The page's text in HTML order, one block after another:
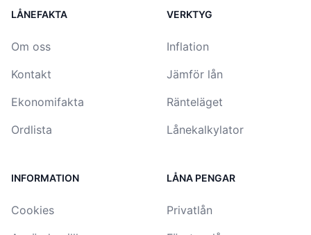
LÅNEFAKTA
Om oss
Kontakt
Ekonomifakta
Ordlista
VERKTYG
Inflation
Jämför lån
Ränteläget
Lånekalkylator
INFORMATION
Cookies
LÅNA PENGAR
Privatlån